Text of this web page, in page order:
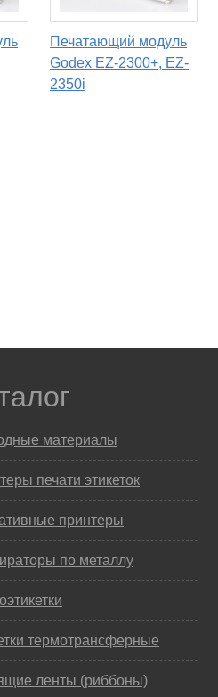
Печатающий модуль
Godex EZ-2300+, EZ-
2350i
материалы
печати этикеток
принтеры
по металлу
термотрансферные
ленты (риббоны)